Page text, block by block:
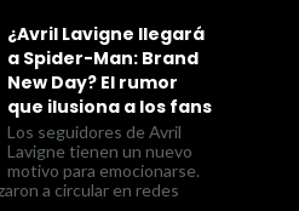
¿Avril Lavigne llegará
a Spider-Man: Brand
New Day? El rumor
que ilusiona a los fans
Los seguidores de Avril
Lavigne tienen un nuevo
motivo para emocionarse.
a circular en redes